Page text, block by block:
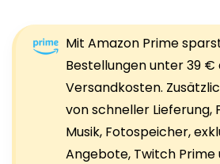
Mit Amazon Prime
Bestellungen unter 39 €
Versandkosten.
von schneller Lieferung,
Musik, Fotospeicher,
Angebote, Twitch Prime